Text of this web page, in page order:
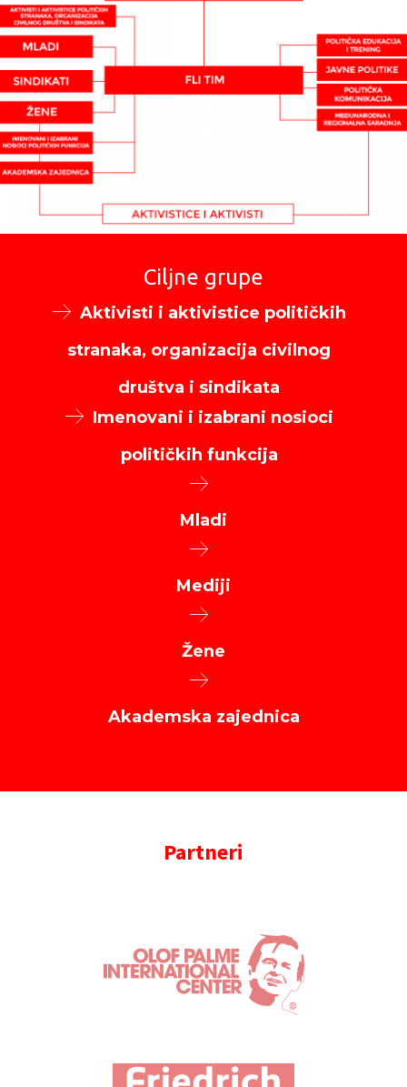
Ciljne grupe
Aktivisti i aktivistice političkih
stranaka, organizacija civilnog
društva i sindikata
Imenovani i izabrani nosioci
političkih funkcija
Mladi
Mediji
Žene
Akademska zajednica
Partneri